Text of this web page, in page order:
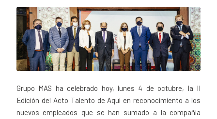
Grupo MAS ha celebrado hoy, lunes 4 de octubre, la II
Edición del Acto Talento de Aquí en reconocimiento a los
nuevos empleados que se han sumado a la compañía